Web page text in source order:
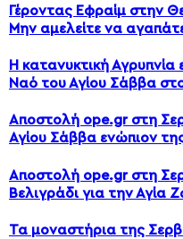
Γέροντας Εφραίμ στην
Μην αμελείτε να
Η κατανυκτική
Ναό του Αγίου Σάββα
Αποστολή ope.gr στη
Αγίου Σάββα ενώπιον
Αποστολή ope.gr στη
Βελιγράδι για την
Τα μοναστήρια της